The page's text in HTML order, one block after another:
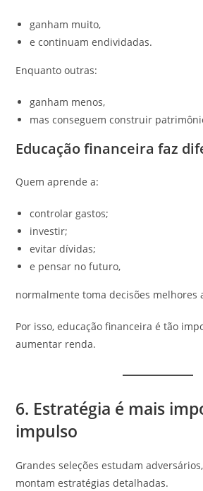
ganham muito,
e continuam endividadas.
Enquanto outras:
ganham menos,
mas conseguem construir
Educação financeira faz
Quem aprende a:
controlar gastos;
investir;
evitar dívidas;
e pensar no futuro,
normalmente toma decisões melhores
Por isso, educação financeira é tão
aumentar renda.
6. Estratégia é mais
impulso
Grandes seleções estudam
montam estratégias detalhadas.